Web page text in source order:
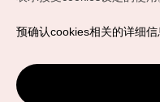
Copyrights (c) 韩国旅游
VISITKOREA官方邮箱
chnsim@knto.or.kr
预确认cookies相关的详细